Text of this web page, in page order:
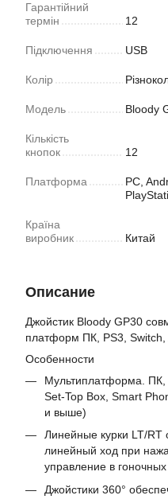
Гарантійний
термін
12
Підключення USB
Колір
Модель Bloody
Кількість
кнопок
12
Платформа
PC,
Країна
виробник
Китай
Описание
Джойстик Bloody GP30
платформ ПК, PS3, Switch,
Особенности
Мультиплатформа. ПК,
Set-Top Box, Smart
и выше)
Линейные курки LT/RT
линейный ход при
управление в гоночных
Джойстики 360°